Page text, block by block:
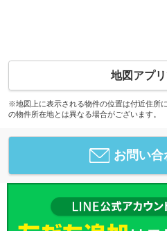
地図アプリ
※地図上に表示される物件の位置は付近住所
の物件所在地とは異なる場合がございます。
お問い合